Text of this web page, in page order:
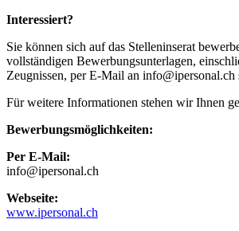
Interessiert?
Sie können sich auf das Stelleninserat
vollständigen Bewerbungsunterlagen,
Zeugnissen, per E-Mail an info@ipersonal.ch
Für weitere Informationen stehen wir Ihnen
Bewerbungsmöglichkeiten:
Per E-Mail:
info@ipersonal.ch
Webseite:
www.ipersonal.ch